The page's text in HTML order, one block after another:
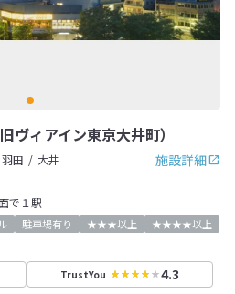
ヴィアイン東京大井町）
施設詳細
田
大井
で１駅
駐車場有り ★★★以上
★★★★以上
TrustYou 4.3